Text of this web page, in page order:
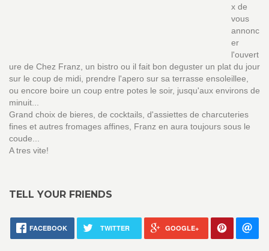
x de
vous
annonc
er
l'ouvert
ure de Chez Franz, un bistro ou il fait bon deguster un plat du jour
sur le coup de midi, prendre l'apero sur sa terrasse ensoleillee,
ou encore boire un coup entre potes le soir, jusqu'aux environs de
minuit...
Grand choix de bieres, de cocktails, d'assiettes de charcuteries
fines et autres fromages affines, Franz en aura toujours sous le
coude...
A tres vite!
TELL YOUR FRIENDS
FACEBOOK TWITTER GOOGLE+